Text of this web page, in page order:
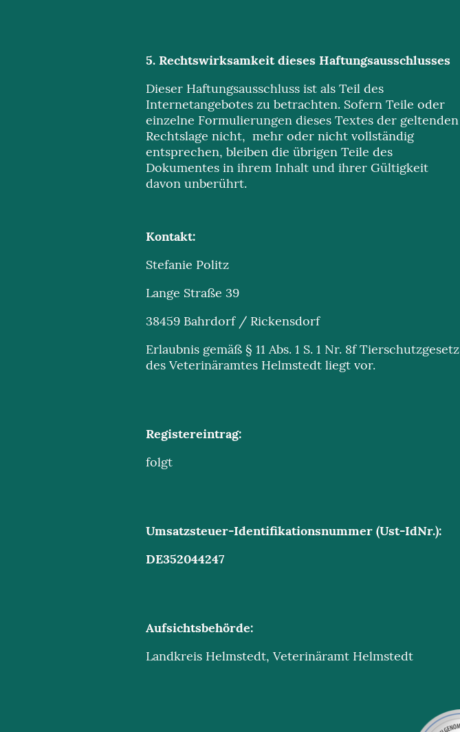
5. Rechtswirksamkeit dieses Haftungsausschlusses
Dieser Haftungsausschluss ist als Teil des
Internetangebotes zu betrachten. Sofern Teile oder
einzelne Formulierungen dieses Textes der geltenden
Rechtslage nicht, mehr oder nicht vollständig
entsprechen, bleiben die übrigen Teile des
Dokumentes in ihrem Inhalt und ihrer Gültigkeit
davon unberührt.
Kontakt:
Stefanie Politz
Lange Straße 39
38459 Bahrdorf / Rickensdorf
Erlaubnis gemäß § 11 Abs. 1 S. 1 Nr. 8f Tierschutzgesetz
des Veterinäramtes Helmstedt liegt vor.
Registereintrag:
folgt
Umsatzsteuer-Identifikationsnummer (Ust-IdNr.):
DE352044247
Aufsichtsbehörde:
Landkreis Helmstedt, Veterinäramt Helmstedt